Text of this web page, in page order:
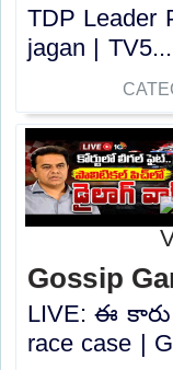
TDP Leader
jagan |
Gossip
LIVE: ఈ
race case |